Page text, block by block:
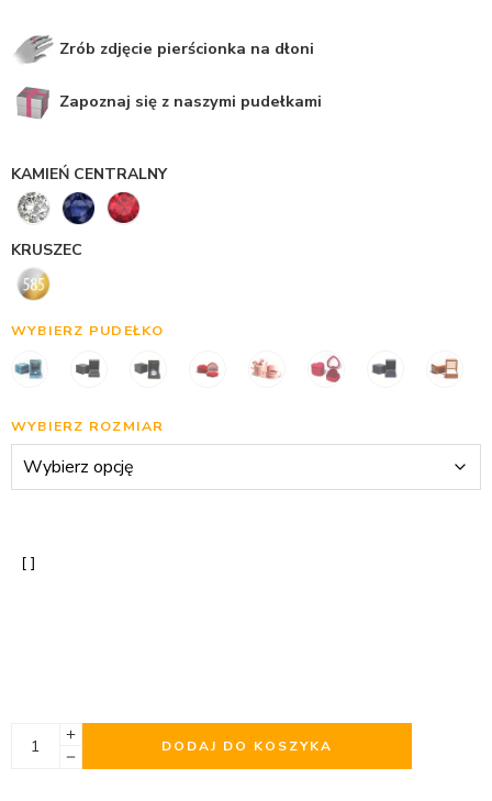
Zrób zdjęcie pierścionka na dłoni
Zapoznaj się z naszymi pudełkami
KAMIEŃ CENTRALNY
KRUSZEC
WYBIERZ PUDEŁKO
WYBIERZ ROZMIAR
DODAJ DO KOSZYKA